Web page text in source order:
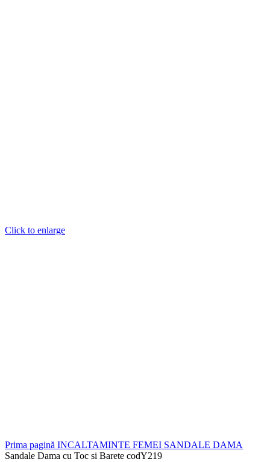
Click to enlarge
Prima pagină INCALTAMINTE FEMEI SANDALE DAMA
Sandale Dama cu Toc si Barete codY219